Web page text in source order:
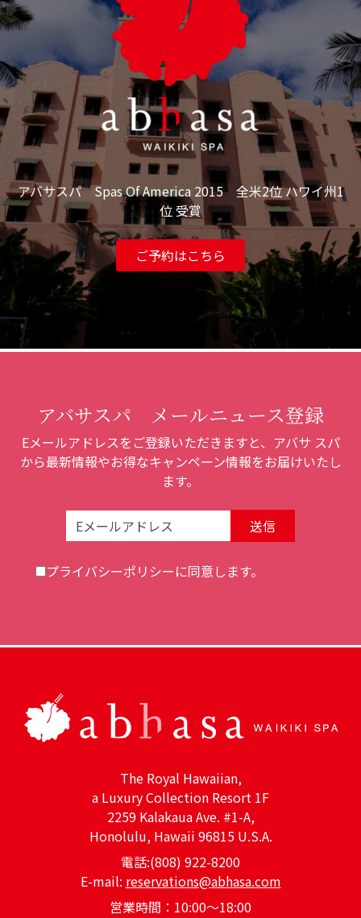
アバサスパ Spas Of America 2015 全米2位 ハワイ州1
位 受賞
ご予約はこちら
アバサスパ メールニュース登録
Eメールアドレスをご登録いただきますと、アバサ スパ
から最新情報やお得なキャンペーン情報をお届けいたし
ます。
Email Address:
プライバシーポリシーに同意します。
The Royal Hawaiian,
a Luxury Collection Resort 1F
2259 Kalakaua Ave. #1-A,
Honolulu, Hawaii 96815 U.S.A.
電話:(808) 922-8200
E-mail: reservations@abhasa.com
営業時間：10:00～18:00